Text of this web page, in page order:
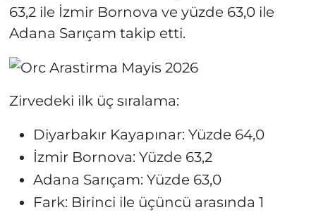
63,2 ile İzmir Bornova ve yüzde 63,0 ile
Adana Sarıçam takip etti.
Zirvedeki ilk üç sıralama:
Diyarbakır Kayapınar: Yüzde 64,0
İzmir Bornova: Yüzde 63,2
Adana Sarıçam: Yüzde 63,0
Fark: Birinci ile üçüncü arasında 1